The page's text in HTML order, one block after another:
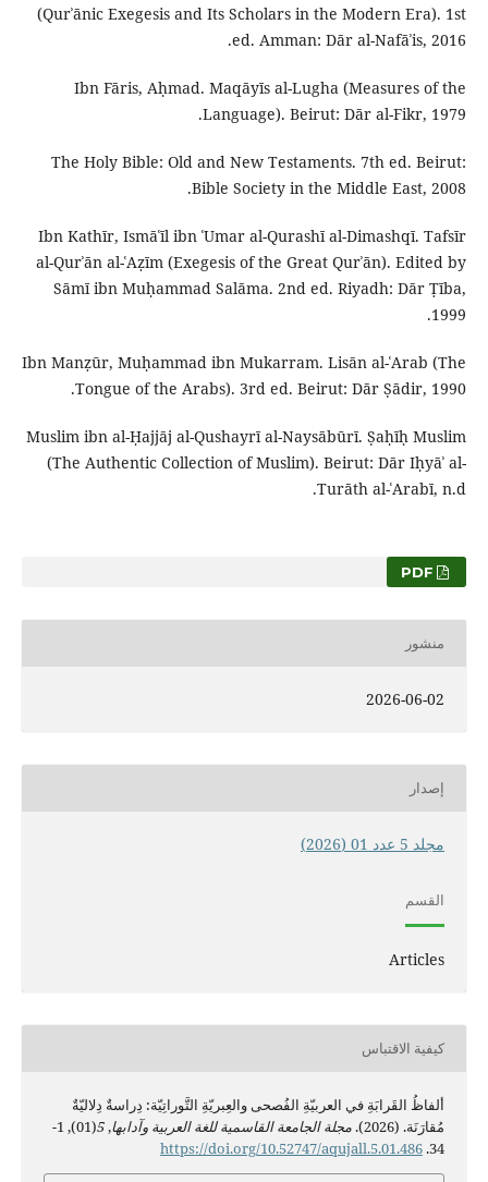
(Qurʾānic Exegesis and Its Scholars in the Modern Era). 1st
ed. Amman: Dār al-Nafāʾis, 2016.
Ibn Fāris, Aḥmad. Maqāyīs al-Lugha (Measures of the
Language). Beirut: Dār al-Fikr, 1979.
The Holy Bible: Old and New Testaments. 7th ed. Beirut:
Bible Society in the Middle East, 2008.
Ibn Kathīr, Ismāʿīl ibn ʿUmar al-Qurashī al-Dimashqī. Tafsīr
al-Qurʾān al-ʿAẓīm (Exegesis of the Great Qurʾān). Edited by
Sāmī ibn Muḥammad Salāma. 2nd ed. Riyadh: Dār Ṭība,
1999.
Ibn Manẓūr, Muḥammad ibn Mukarram. Lisān al-ʿArab (The
Tongue of the Arabs). 3rd ed. Beirut: Dār Ṣādir, 1990.
Muslim ibn al-Ḥajjāj al-Qushayrī al-Naysābūrī. Ṣaḥīḥ Muslim
(The Authentic Collection of Muslim). Beirut: Dār Iḥyāʾ al-
Turāth al-ʿArabī, n.d.
PDF
منشور
2026-06-02
إصدار
مجلد 5 عدد 01 (2026)
القسم
Articles
كيفية الاقتباس
ألفاظُ القَرابَةِ في العربيّةِ الفُصحى والعِبريّةِ التَّوراتِيّة: دِراسةٌ دِلاليّةٌ
مُقارَنَة. (2026).
مجلة الجامعة القاسمية للغة العربية وآدابها,
5
(01), 1-
34.
https://doi.org/10.52747/aqujall.5.01.486